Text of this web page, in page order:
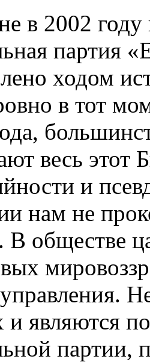
в 2002 году
партия
ходом
в тот
весь этот
и
нам не
В обществе
и являются
партии,